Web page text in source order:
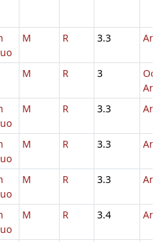
M R 3.3
M R 3
M R 3.3
M R 3.3
M R 3.3
M R 3.4